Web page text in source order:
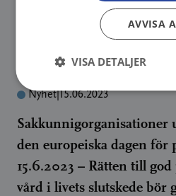
Nyhet|15.06.2023
Sakkunnigorganisationer
den europeiska dagen för
15.6.2023 – Rätten till
vård i livets slutskede bör
AVVISA
VISA DETALJER